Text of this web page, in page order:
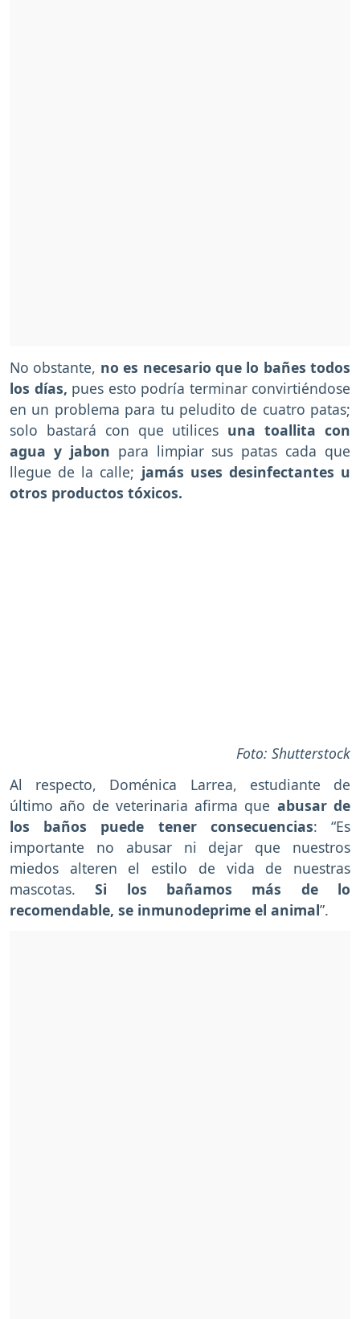
No obstante, no es necesario que lo bañes todos
los días, pues esto podría terminar convirtiéndose
en un problema para tu peludito de cuatro patas;
solo bastará con que utilices una toallita con
agua y jabon para limpiar sus patas cada que
llegue de la calle; jamás uses desinfectantes u
otros productos tóxicos.
Foto: Shutterstock
Al respecto, Doménica Larrea, estudiante de
último año de veterinaria afirma que abusar de
los baños puede tener consecuencias: “Es
importante no abusar ni dejar que nuestros
miedos alteren el estilo de vida de nuestras
mascotas. Si los bañamos más de lo
recomendable, se inmunodeprime el animal”.